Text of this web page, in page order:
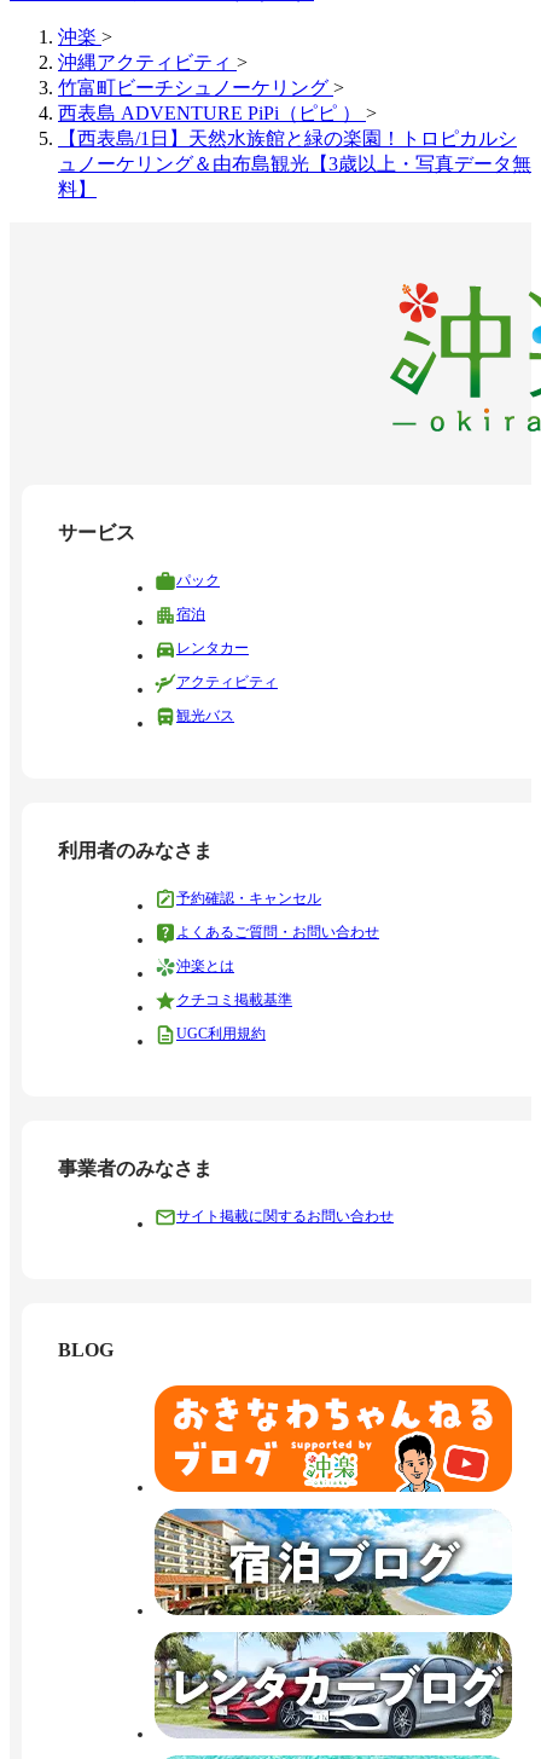
沖楽 >
沖縄アクティビティ >
竹富町ビーチシュノーケリング >
西表島 ADVENTURE PiPi（ピピ ） >
【西表島/1日】天然水族館と緑の楽園！トロピカルシ
ュノーケリング＆由布島観光【3歳以上・写真データ無
料】
サービス
パック
宿泊
レンタカー
アクティビティ
観光バス
利用者のみなさま
予約確認・キャンセル
よくあるご質問・お問い合わせ
沖楽とは
クチコミ掲載基準
UGC利用規約
事業者のみなさま
サイト掲載に関するお問い合わせ
BLOG